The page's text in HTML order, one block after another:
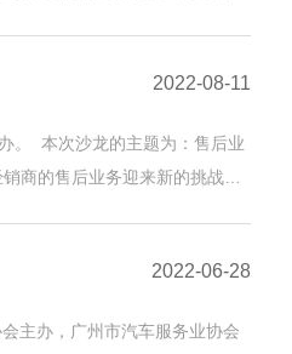
2022-08-11
。 本次沙龙的主题为：售后业
商的售后业务迎来新的挑战，
2022-06-28
主办，广州市汽车服务业协会